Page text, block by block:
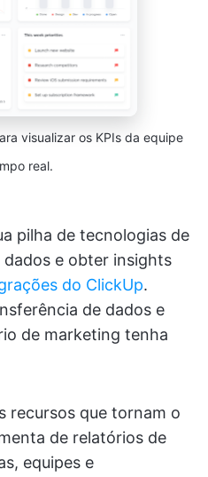
visualizar os KPIs da equipe
real.
pilha de tecnologias de
e obter insights
do ClickUp.
de dados e
de marketing tenha
recursos que tornam o
de relatórios de
equipes e